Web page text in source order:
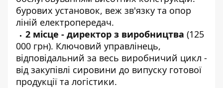
бурових установок, веж зв'язку та опор
ліній електропередач.
2 місце - директор з виробництва (125
000 грн). Ключовий управлінець,
відповідальний за весь виробничий цикл -
від закупівлі сировини до випуску готової
продукції та логістики.